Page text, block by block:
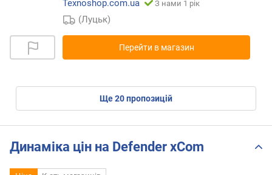
Texnoshop.com.ua
З нами 1 рік
(Луцьк)
Перейти в магазин
ще20пропозицій
Динаміка цін на Defender xCom